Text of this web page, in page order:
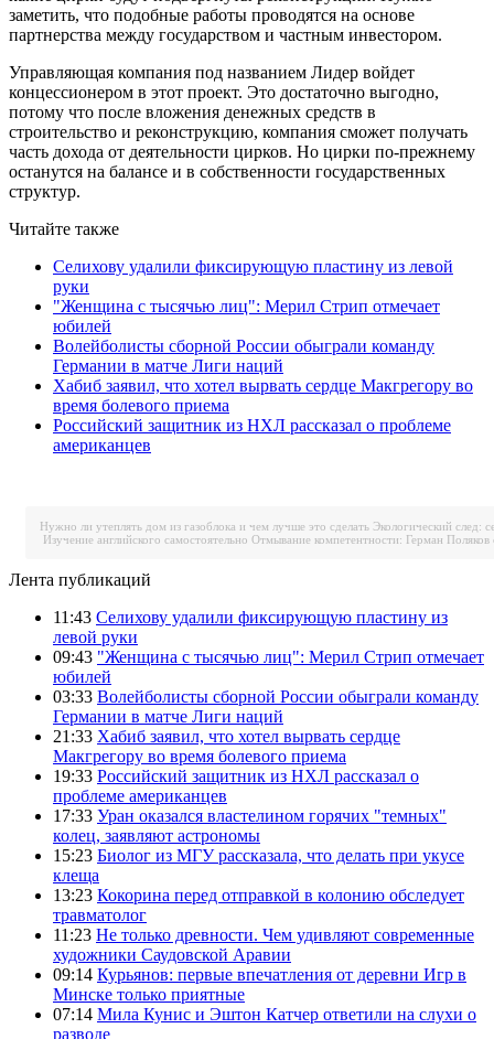
заметить, что подобные работы проводятся на основе
партнерства между государством и частным инвестором.
Управляющая компания под названием Лидер войдет
концессионером в этот проект. Это достаточно выгодно,
потому что после вложения денежных средств в
строительство и реконструкцию, компания сможет получать
часть дохода от деятельности цирков. Но цирки по-прежнему
останутся на балансе и в собственности государственных
структур.
Читайте также
Селихову удалили фиксирующую пластину из левой
руки
"Женщина с тысячью лиц": Мерил Стрип отмечает
юбилей
Волейболисты сборной России обыграли команду
Германии в матче Лиги наций
Хабиб заявил, что хотел вырвать сердце Макгрегору во
время болевого приема
Российский защитник из НХЛ рассказал о проблеме
американцев
Нужно ли утеплять дом из газоблока и чем лучше это сделать Экологический след:
Изучение английского самостоятельно Отмывание компетентности: Герман
Лента публикаций
11:43 Селихову удалили фиксирующую пластину из
левой руки
09:43 "Женщина с тысячью лиц": Мерил Стрип отмечает
юбилей
03:33 Волейболисты сборной России обыграли команду
Германии в матче Лиги наций
21:33 Хабиб заявил, что хотел вырвать сердце
Макгрегору во время болевого приема
19:33 Российский защитник из НХЛ рассказал о
проблеме американцев
17:33 Уран оказался властелином горячих "темных"
колец, заявляют астрономы
15:23 Биолог из МГУ рассказала, что делать при укусе
клеща
13:23 Кокорина перед отправкой в колонию обследует
травматолог
11:23 Не только древности. Чем удивляют современные
художники Саудовской Аравии
09:14 Курьянов: первые впечатления от деревни Игр в
Минске только приятные
07:14 Мила Кунис и Эштон Катчер ответили на слухи о
разводе